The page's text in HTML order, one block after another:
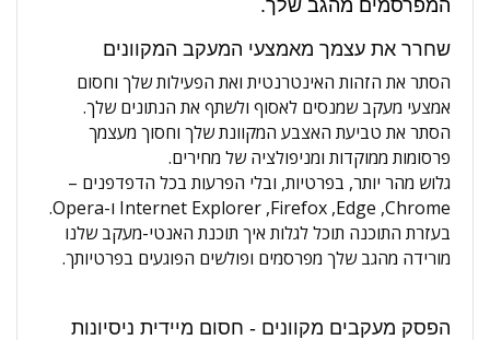
המפרסמים מהגב שלך.
שחרר את עצמך מאמצעי המעקב המקוונים
הסתר את הזהות האינטרנטית ואת הפעילות שלך וחסום
אמצעי מעקב שמנסים לאסוף ולשתף את הנתונים שלך.
הסתר את טביעת האצבע המקוונת שלך וחסוך מעצמך
פרסומות ממוקדות ומניפולציה של מחירים.
גלוש מהר יותר, בפרטיות, ובלי הפרעות בכל הדפדפנים –
Chrome‏, Edge‏, Firefox‏, Internet Explorer ו-Opera.
בעזרת התוכנה תוכל לגלות איך תוכנת האנטי-מעקב שלנו
מורידה מהגב שלך מפרסמים ופולשים הפוגעים בפרטיותך.
הפסק מעקבים מקוונים - חסום מיידית ניסיונות